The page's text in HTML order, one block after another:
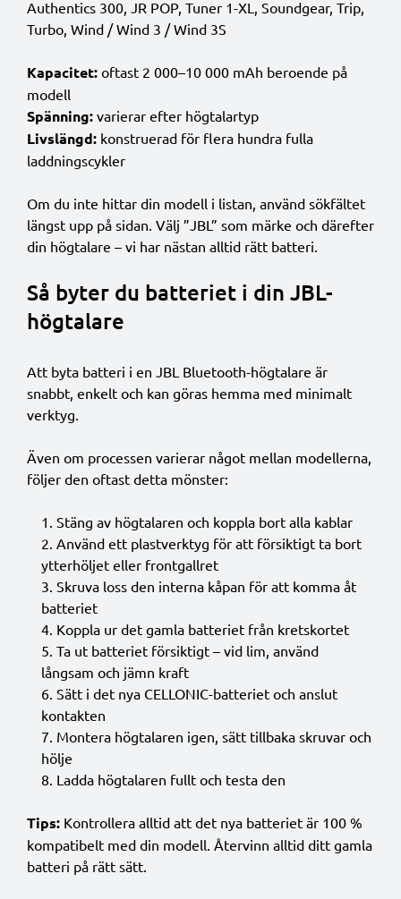
Authentics 300, JR POP, Tuner 1-XL, Soundgear, Trip,
Turbo, Wind / Wind 3 / Wind 3S
Kapacitet: oftast 2 000–10 000 mAh beroende på
modell
Spänning: varierar efter högtalartyp
Livslängd: konstruerad för flera hundra fulla
laddningscykler
Om du inte hittar din modell i listan, använd sökfältet
längst upp på sidan. Välj ”JBL” som märke och därefter
din högtalare – vi har nästan alltid rätt batteri.
Så byter du batteriet i din JBL-
högtalare
Att byta batteri i en JBL Bluetooth-högtalare är
snabbt, enkelt och kan göras hemma med minimalt
verktyg.
Även om processen varierar något mellan modellerna,
följer den oftast detta mönster:
Stäng av högtalaren och koppla bort alla kablar
Använd ett plastverktyg för att försiktigt ta bort
ytterhöljet eller frontgallret
Skruva loss den interna kåpan för att komma åt
batteriet
Koppla ur det gamla batteriet från kretskortet
Ta ut batteriet försiktigt – vid lim, använd
långsam och jämn kraft
Sätt i det nya CELLONIC-batteriet och anslut
kontakten
Montera högtalaren igen, sätt tillbaka skruvar och
hölje
Ladda högtalaren fullt och testa den
Tips: Kontrollera alltid att det nya batteriet är 100 %
kompatibelt med din modell. Återvinn alltid ditt gamla
batteri på rätt sätt.